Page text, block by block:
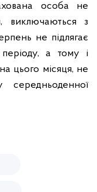
особа не
виключаються з
не підлягає
а тому і
цього місяця, не